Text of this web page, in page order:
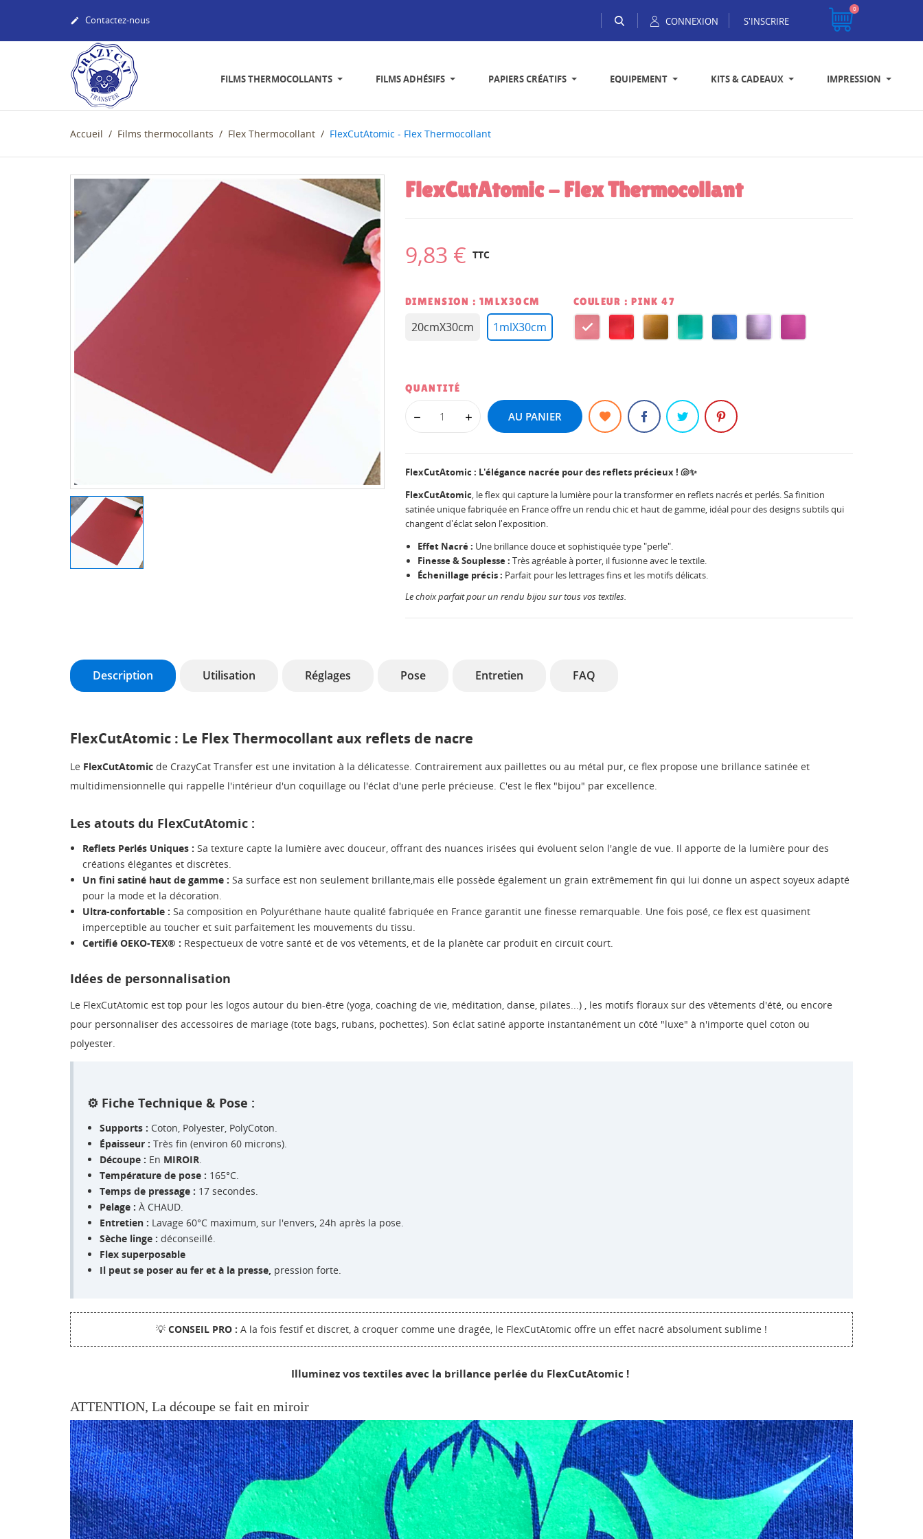
 Contactez-nous CONNEXION S'INSCRIRE
0
FILMS THERMOCOLLANTS FILMS ADHÉSIFS PAPIERS CRÉATIFS EQUIPEMENT KITS & CADEAUX IMPRESSION
Accueil Films thermocollants Flex Thermocollant FlexCutAtomic - Flex Thermocollant
FlexCutAtomic - Flex Thermocollant
9,83 € TTC
DIMENSION : 1MLX30CM
20cmX30cm 1mlX30cm
COULEUR : PINK 47
PINK
RED
ORANGEGREENBLUE PURPLECHERRY
QUANTITÉ
AU PANIER
FlexCutAtomic : L'élégance nacrée pour des reflets précieux ! 🐚✨
FlexCutAtomic, le flex qui capture la lumière pour la transformer en reflets nacrés et perlés. Sa finition
satinée unique fabriquée en France offre un rendu chic et haut de gamme, idéal pour des designs subtils qui
changent d'éclat selon l'exposition.
Effet Nacré : Une brillance douce et sophistiquée type "perle".
Finesse & Souplesse : Très agréable à porter, il fusionne avec le textile.
Échenillage précis : Parfait pour les lettrages fins et les motifs délicats.
Le choix parfait pour un rendu bijou sur tous vos textiles.
Description Utilisation Réglages Pose Entretien FAQ
FlexCutAtomic : Le Flex Thermocollant aux reflets de nacre
Le FlexCutAtomic de CrazyCat Transfer est une invitation à la délicatesse. Contrairement aux paillettes ou au métal pur, ce flex propose une brillance satinée et
multidimensionnelle qui rappelle l'intérieur d'un coquillage ou l'éclat d'une perle précieuse. C'est le flex "bijou" par excellence.
Les atouts du FlexCutAtomic :
Reflets Perlés Uniques : Sa texture capte la lumière avec douceur, offrant des nuances irisées qui évoluent selon l'angle de vue. Il apporte de la lumière pour des
créations élégantes et discrètes.
Un fini satiné haut de gamme : Sa surface est non seulement brillante,mais elle possède également un grain extrêmement fin qui lui donne un aspect soyeux adapté
pour la mode et la décoration.
Ultra-confortable : Sa composition en Polyuréthane haute qualité fabriquée en France garantit une finesse remarquable. Une fois posé, ce flex est quasiment
imperceptible au toucher et suit parfaitement les mouvements du tissu.
Certifié OEKO-TEX® : Respectueux de votre santé et de vos vêtements, et de la planète car produit en circuit court.
Idées de personnalisation
Le FlexCutAtomic est top pour les logos autour du bien-être (yoga, coaching de vie, méditation, danse, pilates...) , les motifs floraux sur des vêtements d'été, ou encore
pour personnaliser des accessoires de mariage (tote bags, rubans, pochettes). Son éclat satiné apporte instantanément un côté "luxe" à n'importe quel coton ou
polyester.
⚙️ Fiche Technique & Pose :
Supports : Coton, Polyester, PolyCoton.
Épaisseur : Très fin (environ 60 microns).
Découpe : En MIROIR
Température de pose : 165°C.
Temps de pressage : 17 secondes.
Pelage : À CHAUD.
Entretien : Lavage 60°C maximum, sur l'envers, 24h après la pose.
Sèche linge : déconseillé.
Flex superposable
Il peut se poser au fer et à la presse, pression forte.
💡 CONSEIL PRO : A la fois festif et discret, à croquer comme une dragée, le FlexCutAtomic offre un effet nacré absolument sublime !
Illuminez vos textiles avec la brillance perlée du FlexCutAtomic !
ATTENTION, La découpe se fait en miroir
CRÉER UNE LISTE D'ENVIES
NOM DE LA LISTE D'ENVIES
CONNEXION
Vous devez être connecté pour ajouter des produits à votre liste